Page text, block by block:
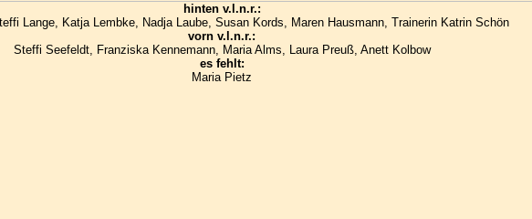
hinten v.l.n.r.:
Lange, Katja Lembke, Nadja Laube, Susan Kords, Maren Hausmann, Trainerin Katrin Schön
vorn v.l.n.r.:
Steffi Seefeldt, Franziska Kennemann, Maria Alms, Laura Preuß, Anett Kolbow
es fehlt:
Maria Pietz